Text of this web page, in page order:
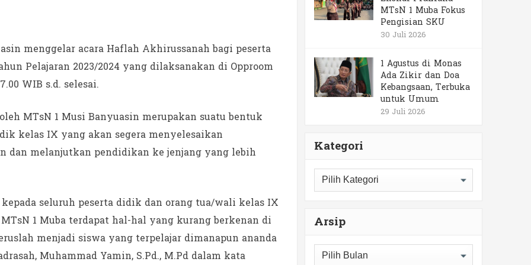
menggelar acara Haflah Akhirussanah bagi peserta
Pelajaran 2023/2024 yang dilaksanakan di Opproom
WIB s.d. selesai.
MTsN 1 Musi Banyuasin merupakan suatu bentuk
kelas IX yang akan segera menyelesaikan
dan melanjutkan pendidikan ke jenjang yang lebih
seluruh peserta didik dan orang tua/wali kelas IX
1 Muba terdapat hal-hal yang kurang berkenan di
menjadi siswa yang terpelajar dimanapun ananda
Muhammad Yamin, S.Pd., M.Pd dalam kata
MTsN 1 Muba Fokus
Pengisian SKU
30 Juli 2026
1 Agustus di Monas
Ada Zikir dan Doa
Kebangsaan, Terbuka
untuk Umum
29 Juli 2026
Kategori
Kategori
Arsip
Arsip